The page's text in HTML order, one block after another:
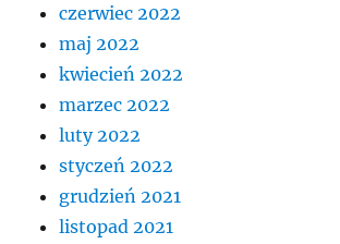
czerwiec 2022
maj 2022
kwiecień 2022
marzec 2022
luty 2022
styczeń 2022
grudzień 2021
listopad 2021